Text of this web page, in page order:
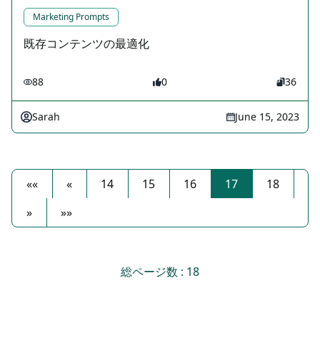
Marketing Prompts
既存コンテンツの最適化
88 0 36
Sarah June 15, 2023
«« « 14 15 16 17
18
»
»»
総ページ数 : 18